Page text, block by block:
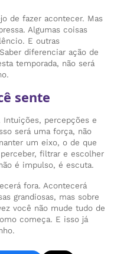
de fazer acontecer. Mas
Algumas coisas
E outras
diferenciar ação de
temporada, não será
sente
Intuições, percepções e
será uma força, não
um eixo, o de que
filtrar e escolher
é impulso, é escuta.
fora. Acontecerá
grandiosas, mas sobre
você não mude tudo de
começa. E isso já